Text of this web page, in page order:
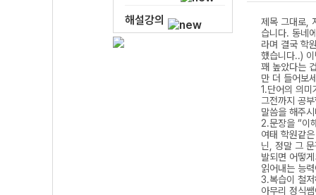
해설강의